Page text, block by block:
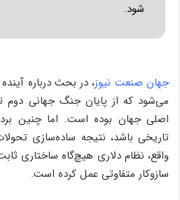
شود.
جهان صنعت نیوز، در بحث درباره
می‌شود که از پایان جنگ جهانی دوم
اصلی جهان بوده است. اما چنین
تاریخی باشد، نتیجه ساده‌سازی
واقع، نظام دلاری هیچ‌گاه ساختاری
سازوکار متفاوتی عمل کرده است.